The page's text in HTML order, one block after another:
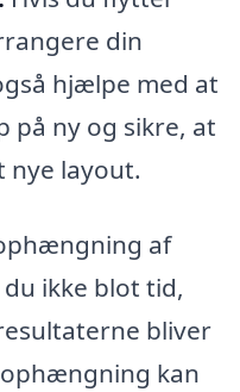
din
hjælpe med at
på ny og sikre, at
nye layout.
af
ikke blot tid,
bliver
kan